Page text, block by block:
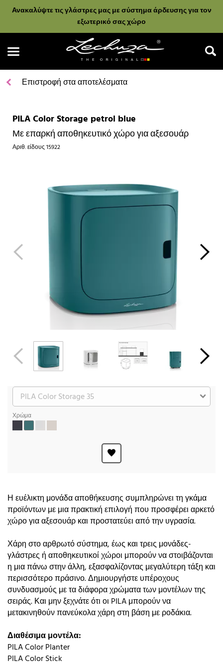
Ανακαλύψτε τις γλάστρες μας με σύστημα άρδευσης για τον
εξωτερικό σας χώρο
Αναζήτηση
Επιστροφή στα αποτελέσματα
PILA Color Storage petrol blue
Με επαρκή αποθηκευτικό χώρο για αξεσουάρ
Αριθ. είδους15922
Χρώμα
Η ευέλικτη μονάδα αποθήκευσης συμπληρώνει τη γκάμα
προϊόντων με μια πρακτική επιλογή που προσφέρει αρκετό
χώρο για αξεσουάρ και προστατεύει από την υγρασία.
Χάρη στο αρθρωτό σύστημα, έως και τρεις μονάδες-
γλάστρες ή αποθηκευτικοί χώροι μπορούν να στοιβάζονται
η μια πάνω στην άλλη, εξασφαλίζοντας μεγαλύτερη τάξη και
περισσότερο ​​πράσινο. Δημιουργήστε υπέροχους
συνδυασμούς με τα διάφορα χρώματα των μοντέλων της
σειράς. Και μην ξεχνάτε ότι οι PILA μπορούν να
μετακινηθούν πανεύκολα χάρη στη βάση με ροδάκια.
Διαθέσιμα μοντέλα:
PILA Color Planter
PILA Color Stick